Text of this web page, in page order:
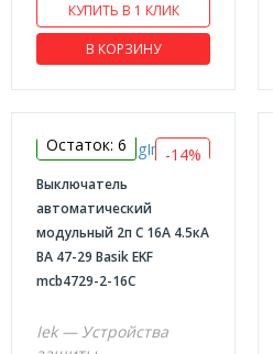
КУПИТЬ В 1 КЛИК
В КОРЗИНУ
-14%
Остаток: 6
Выключатель
автоматический
модульный 2п С 16А 4.5кА
ВА 47-29 Basik EKF
mcb4729-2-16C
Iek — Устройства